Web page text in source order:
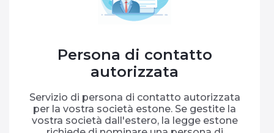
Persona di contatto
autorizzata
Servizio di persona di contatto autorizzata
per la vostra società estone. Se gestite la
vostra società dall'estero, la legge estone